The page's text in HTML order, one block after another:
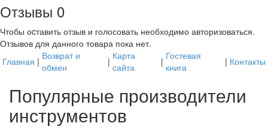
Отзывы 0
Чтобы оcтавить отзыв и голосовать необходимо авторизоваться.
Отзывов для данного товара пока нет.
Главная | Возврат и
обмен
| Карта
сайта
| Гостевая
книга
| Контакты
Популярные производители
инструментов